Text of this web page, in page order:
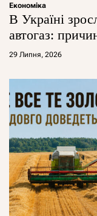
Економіка
В Україні
автогаз:
29 Липня, 2026